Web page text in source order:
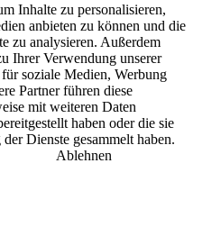
Inhalte zu personalisieren,
anbieten zu können und die
zu analysieren. Außerdem
Ihrer Verwendung unserer
soziale Medien, Werbung
Partner führen diese
mit weiteren Daten
haben oder die sie
Dienste gesammelt haben.
Ablehnen